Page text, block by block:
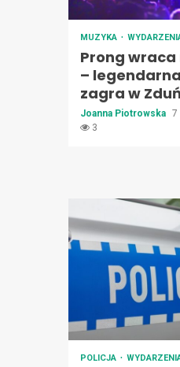
MUZYKA
Prong wraca
–
zagra w
Joanna Piotrowska 7
3
POLICJA